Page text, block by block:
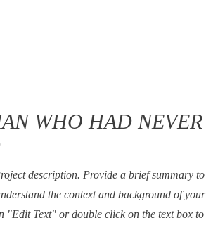
WHO HAD NEVER
description. Provide a brief summary to
the context and background of your
"Edit Text" or double click on the text box to